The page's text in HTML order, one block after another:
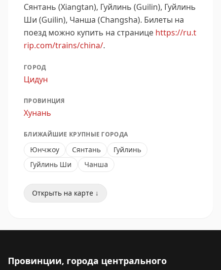
Сянтань (Xiangtan), Гуйлинь (Guilin), Гуйлинь
Ши (Guilin), Чанша (Changsha). Билеты на
поезд можно купить на странице https://ru.t
rip.com/trains/china/.
ГОРОД
Цидун
ПРОВИНЦИЯ
Хунань
БЛИЖАЙШИЕ КРУПНЫЕ ГОРОДА
Юнчжоу Сянтань
Гуйлинь
Гуйлинь Ши
Чанша
Открыть на карте ↓
Провинции, города центрального